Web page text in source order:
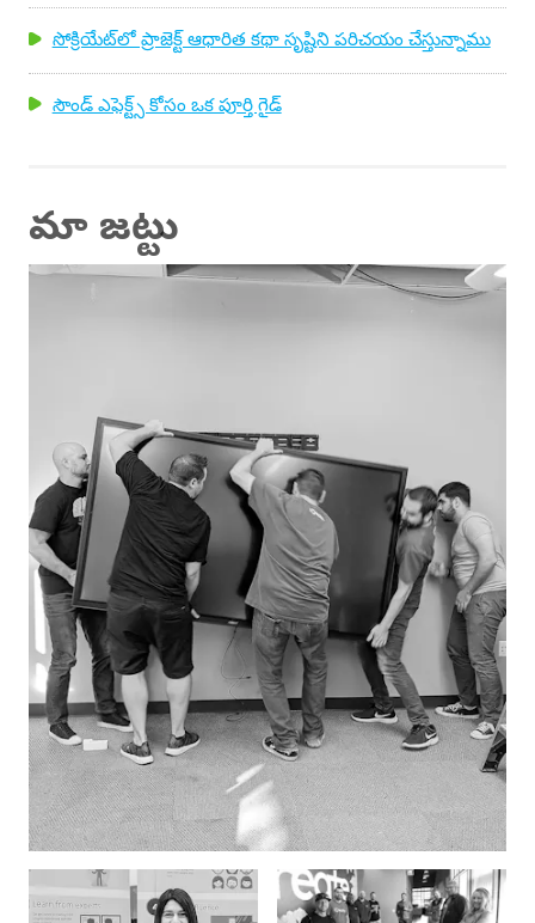
సోక్రియేట్‌లో ప్రాజెక్ట్ ఆధారిత కథా సృష్టిని పరిచయం చేస్తున్నాము
సౌండ్ ఎఫెక్ట్స్ కోసం ఒక పూర్తి గైడ్
మా జట్టు